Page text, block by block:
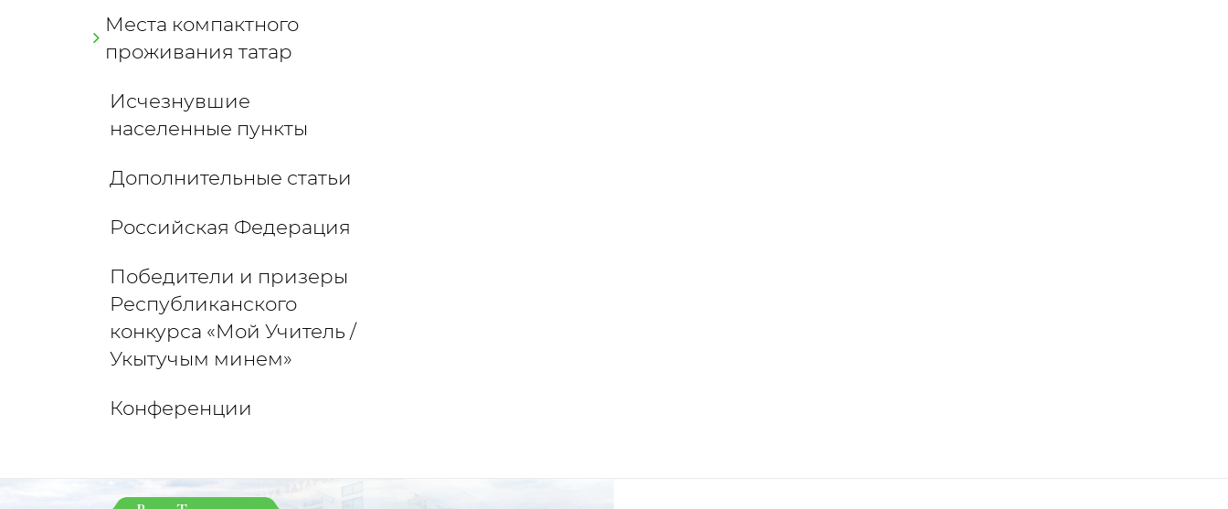
Места компактного
проживания татар
Исчезнувшие
населенные пункты
Дополнительные статьи
Российская Федерация
Победители и призеры
Республиканского
конкурса «Мой Учитель /
Укытучым минем»
Конференции